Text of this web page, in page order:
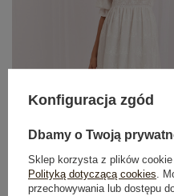
Konfiguracja zgód
Dbamy o Twoją
Sklep korzysta z plików
Polityką dotyczącą cookies.
przechowywania lub dostępu